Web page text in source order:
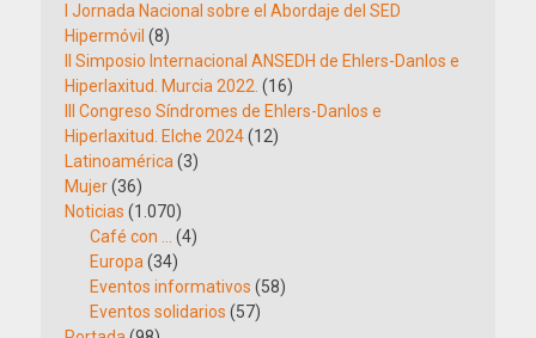
I Jornada Nacional sobre el Abordaje del SED
Hipermóvil (8)
II Simposio Internacional ANSEDH de Ehlers-Danlos e
Hiperlaxitud. Murcia 2022. (16)
III Congreso Síndromes de Ehlers-Danlos e
Hiperlaxitud. Elche 2024(12)
Latinoamérica (3)
Mujer(36)
Noticias (1.070)
Café con …
(4)
Europa (34)
Eventos informativos (58)
Eventos solidarios (57)